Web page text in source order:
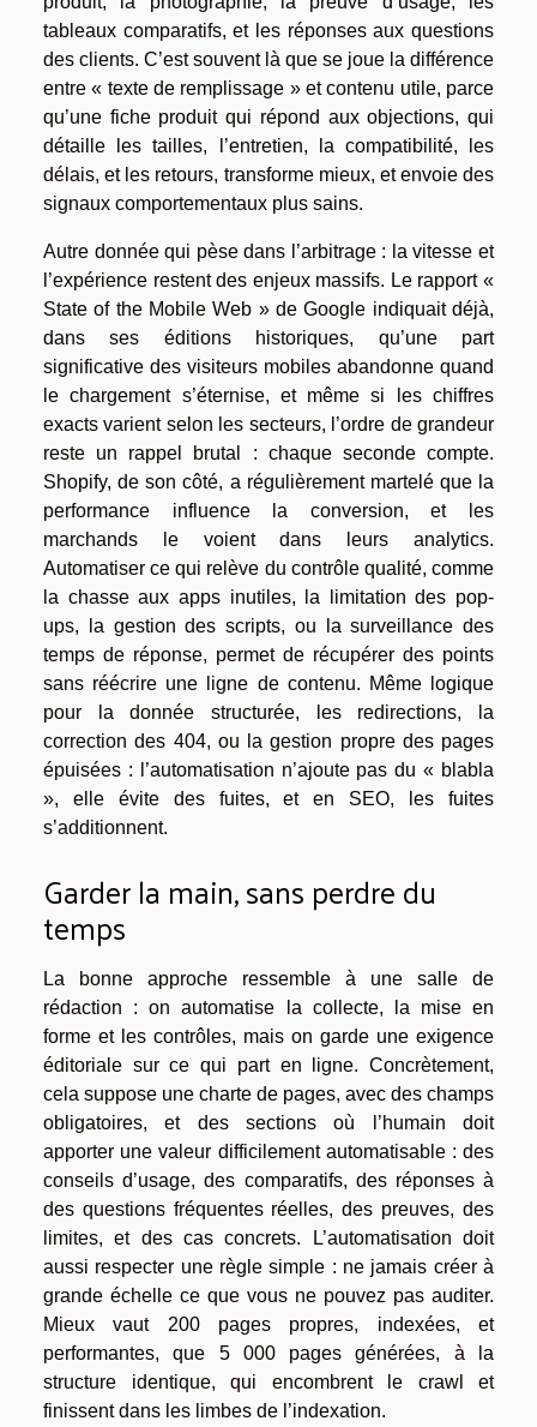
tableaux comparatifs, et les réponses aux questions
des clients. C’est souvent là que se joue la différence
entre « texte de remplissage » et contenu utile, parce
qu’une fiche produit qui répond aux objections, qui
détaille les tailles, l’entretien, la compatibilité, les
délais, et les retours, transforme mieux, et envoie des
signaux comportementaux plus sains.
Autre donnée qui pèse dans l’arbitrage : la vitesse et
l’expérience restent des enjeux massifs. Le rapport «
State of the Mobile Web » de Google indiquait déjà,
dans ses éditions historiques, qu’une part
significative des visiteurs mobiles abandonne quand
le chargement s’éternise, et même si les chiffres
exacts varient selon les secteurs, l’ordre de grandeur
reste un rappel brutal : chaque seconde compte.
Shopify, de son côté, a régulièrement martelé que la
performance influence la conversion, et les
marchands le voient dans leurs analytics.
Automatiser ce qui relève du contrôle qualité, comme
la chasse aux apps inutiles, la limitation des pop-
ups, la gestion des scripts, ou la surveillance des
temps de réponse, permet de récupérer des points
sans réécrire une ligne de contenu. Même logique
pour la donnée structurée, les redirections, la
correction des 404, ou la gestion propre des pages
épuisées : l’automatisation n’ajoute pas du « blabla
», elle évite des fuites, et en SEO, les fuites
s’additionnent.
Garder la main, sans perdre du
temps
La bonne approche ressemble à une salle de
rédaction : on automatise la collecte, la mise en
forme et les contrôles, mais on garde une exigence
éditoriale sur ce qui part en ligne. Concrètement,
cela suppose une charte de pages, avec des champs
obligatoires, et des sections où l’humain doit
apporter une valeur difficilement automatisable : des
conseils d’usage, des comparatifs, des réponses à
des questions fréquentes réelles, des preuves, des
limites, et des cas concrets. L’automatisation doit
aussi respecter une règle simple : ne jamais créer à
grande échelle ce que vous ne pouvez pas auditer.
Mieux vaut 200 pages propres, indexées, et
performantes, que 5 000 pages générées, à la
structure identique, qui encombrent le crawl et
finissent dans les limbes de l’indexation.